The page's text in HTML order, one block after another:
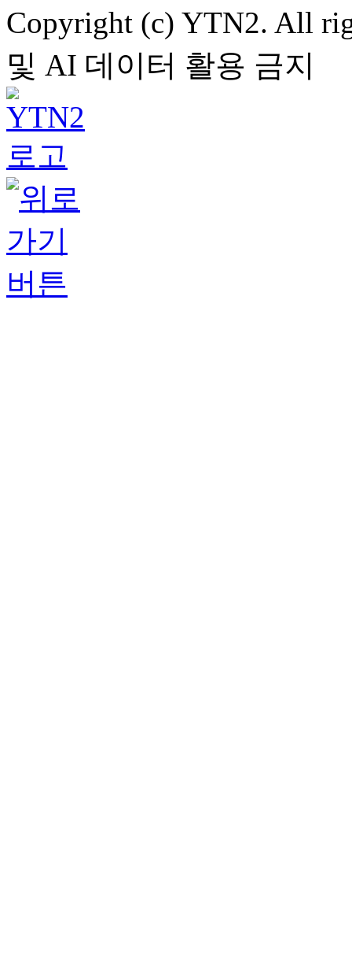
Copyright (c) YTN2. All
및 AI 데이터 활용 금지